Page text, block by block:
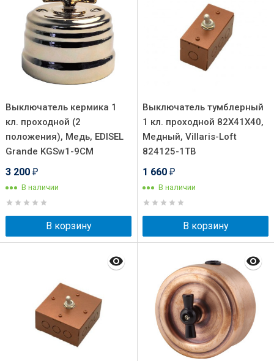
Выключатель кермика 1
кл. проходной (2
положения), Медь, EDISEL
Grande KGSw1-9CM
3 200 ₽
В наличии
В корзину
Выключатель тумблерный
1 кл. проходной 82X41X40,
Медный, Villaris-Loft
824125-1ТВ
1 660 ₽
В наличии
В корзину